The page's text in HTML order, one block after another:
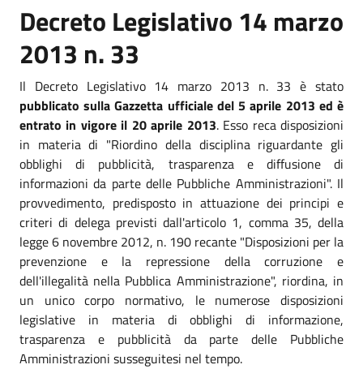
Decreto Legislativo 14 marzo
2013 n. 33
Il Decreto Legislativo 14 marzo 2013 n. 33 è stato
pubblicato sulla Gazzetta ufficiale del 5 aprile 2013 ed è
entrato in vigore il 20 aprile 2013. Esso reca disposizioni
in materia di "Riordino della disciplina riguardante gli
obblighi di pubblicità, trasparenza e diffusione di
informazioni da parte delle Pubbliche Amministrazioni". Il
provvedimento, predisposto in attuazione dei principi e
criteri di delega previsti dall'articolo 1, comma 35, della
legge 6 novembre 2012, n. 190 recante "Disposizioni per la
prevenzione e la repressione della corruzione e
dell'illegalità nella Pubblica Amministrazione", riordina, in
un unico corpo normativo, le numerose disposizioni
legislative in materia di obblighi di informazione,
trasparenza e pubblicità da parte delle Pubbliche
Amministrazioni susseguitesi nel tempo.